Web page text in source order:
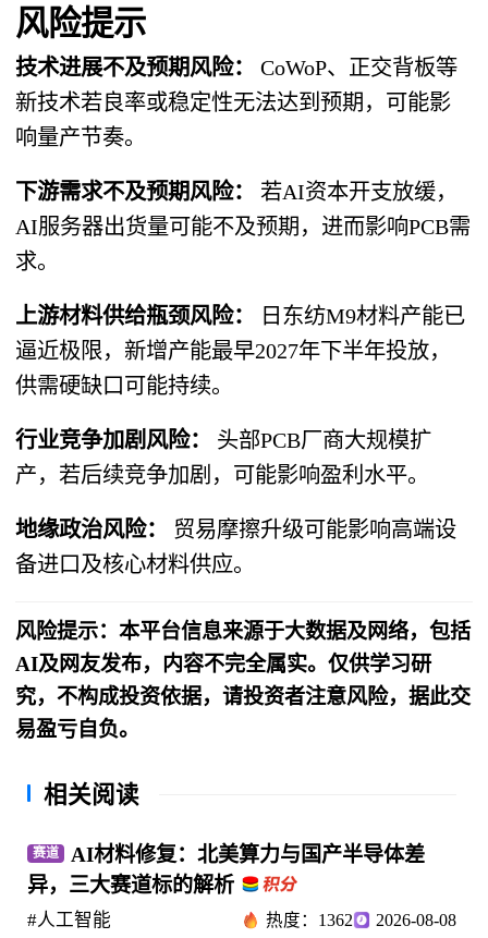
风险提示
技术进展不及预期风险：
CoWoP、正交背板等
新技术若良率或稳定性无法达到预期，可能影
响量产节奏。
下游需求不及预期风险：
若AI资本开支放缓，
AI服务器出货量可能不及预期，进而影响PCB需
求。
上游材料供给瓶颈风险：
日东纺M9材料产能已
逼近极限，新增产能最早2027年下半年投放，
供需硬缺口可能持续。
行业竞争加剧风险：
头部PCB厂商大规模扩
产，若后续竞争加剧，可能影响盈利水平。
地缘政治风险：
贸易摩擦升级可能影响高端设
备进口及核心材料供应。
风险提示：本平台信息来源于大数据及网络，包括
AI及网友发布，内容不完全属实。仅供学习研
究，不构成投资依据，请投资者注意风险，据此交
易盈亏自负。
相关阅读
赛道
AI材料修复：北美算力与国产半导体差
异，三大赛道标的解析
#人工智能 热度：1362 2026-08-08